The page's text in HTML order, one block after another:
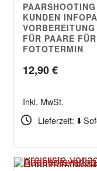
5.00
KUNDEN
FÜR PAARE FÜR
FOTOTERMIN
12,90€
Inkl. MwSt.
Lieferzeit: ⬇️